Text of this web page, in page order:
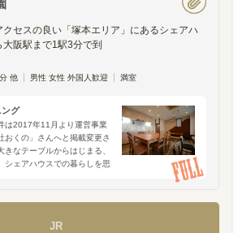
クセスの良い「塚本エリア」にあるシェアハ
阪駅まで1駅3分で到
他
男性 女性 外国人歓迎 満室
ング
は2017年11月より運営事業
おくの」さんへと掲載変更さ
きなテーブルからはじまる、
シェアハウスでの暮らしを思
の出来事です。ピザや鍋の食
週
JR